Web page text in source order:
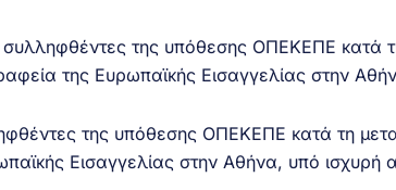
της υπόθεσης ΟΠΕΚΕΠΕ κατά τη
Εισαγγελίας στην Αθήνα, υπό ισχυρή